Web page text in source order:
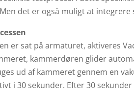
det er også muligt at integrere
er sat på armaturet, aktiveres
kammerdøren glider
ud af kammeret gennem en
i 30 sekunder. Efter 30